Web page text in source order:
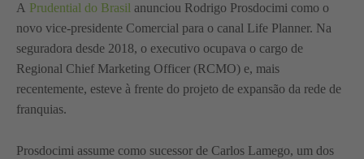
A Prudential do Brasil anunciou Rodrigo Prosdocimi como o
novo vice-presidente Comercial para o canal Life Planner. Na
seguradora desde 2018, o executivo ocupava o cargo de
Regional Chief Marketing Officer (RCMO) e, mais
recentemente, esteve à frente do projeto de expansão da rede de
franquias.
Prosdocimi assume como sucessor de Carlos Lamego, um dos